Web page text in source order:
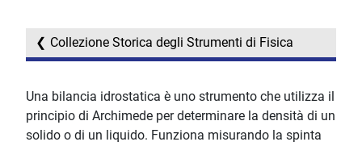
Collezione Storica degli Strumenti di Fisica
Una bilancia idrostatica è uno strumento che utilizza il
principio di Archimede per determinare la densità di un
solido o di un liquido. Funziona misurando la spinta